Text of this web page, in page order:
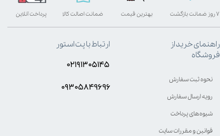
بهترین قیمت پرداخت آنلاین ۷ روز ضمانت بازگشت ضمانت اصالت کالا
راهنمای خرید از
فروشگاه
نحوه ثبت سفارش
رویه ارسال سفارش
شیوه‌های پرداخت
قوانین و مقررات سایت
ارتباط با پت استور
۰۲۱۹۱۳۰۵۱۴۵
۰۹۳۰۵8۴9696